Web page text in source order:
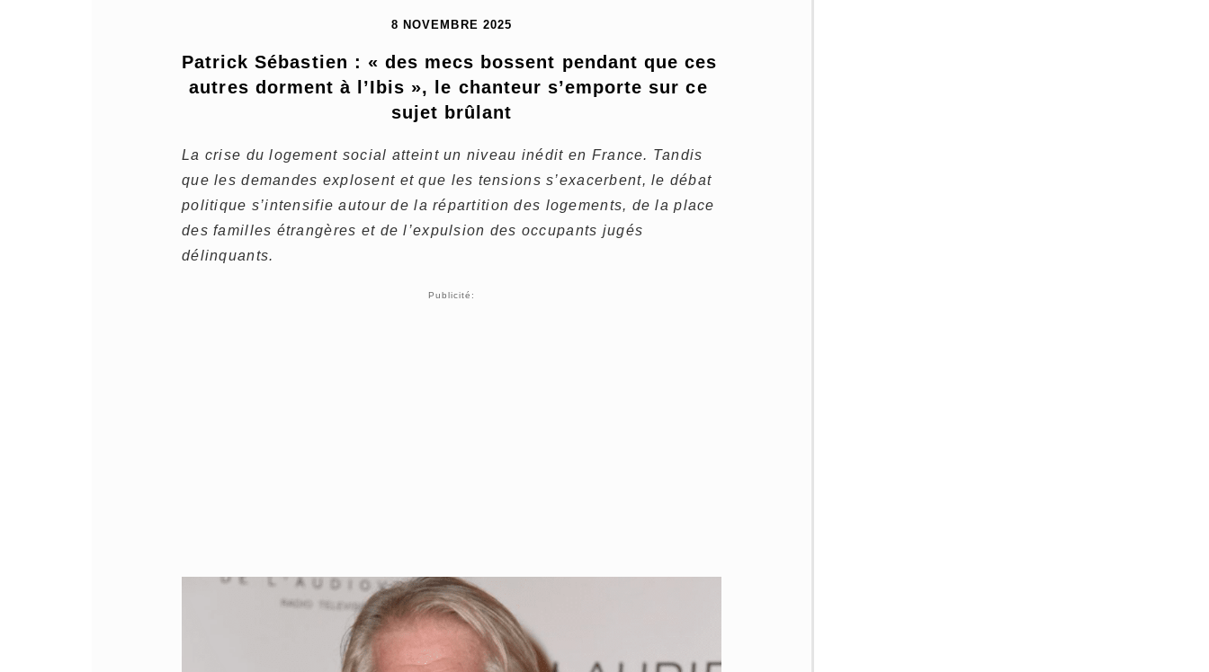
8 NOVEMBRE 2025
Patrick Sébastien : « des mecs bossent pendant que ces
autres dorment à l’Ibis », le chanteur s’emporte sur ce
sujet brûlant
La crise du logement social atteint un niveau inédit en France. Tandis
que les demandes explosent et que les tensions s’exacerbent, le débat
politique s’intensifie autour de la répartition des logements, de la place
des familles étrangères et de l’expulsion des occupants jugés
délinquants.
Publicité: